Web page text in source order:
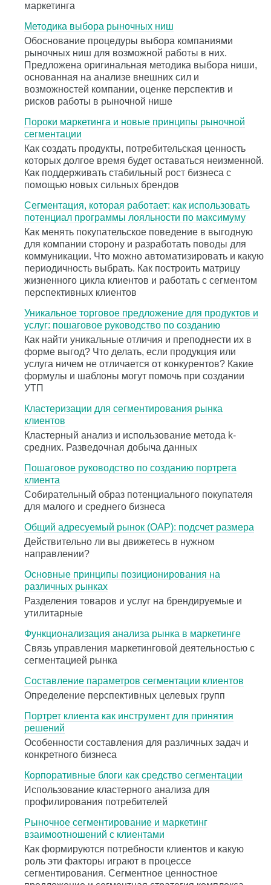
маркетинга
Методика выбора рыночных ниш
Обоснование процедуры выбора компаниями
рыночных ниш для возможной работы в них.
Предложена оригинальная методика выбора ниши,
основанная на анализе внешних сил и
возможностей компании, оценке перспектив и
рисков работы в рыночной нише
Пороки маркетинга и новые принципы рыночной
сегментации
Как создать продукты, потребительская ценность
которых долгое время будет оставаться неизменной.
Как поддерживать стабильный рост бизнеса с
помощью новых сильных брендов
Сегментация, которая работает: как использовать
потенциал программы лояльности по максимуму
Как менять покупательское поведение в выгодную
для компании сторону и разработать поводы для
коммуникации. Что можно автоматизировать и какую
периодичность выбрать. Как построить матрицу
жизненного цикла клиентов и работать с сегментом
перспективных клиентов
Уникальное торговое предложение для продуктов и
услуг: пошаговое руководство по созданию
Как найти уникальные отличия и преподнести их в
форме выгод? Что делать, если продукция или
услуга ничем не отличается от конкурентов? Какие
формулы и шаблоны могут помочь при создании
УТП
Кластеризации для сегментирования рынка
клиентов
Кластерный анализ и использование метода k-
средних. Разведочная добыча данных
Пошаговое руководство по созданию портрета
клиента
Собирательный образ потенциального покупателя
для малого и среднего бизнеса
Общий адресуемый рынок (ОАР): подсчет размера
Действительно ли вы движетесь в нужном
направлении?
Основные принципы позиционирования на
различных рынках
Разделения товаров и услуг на брендируемые и
утилитарные
Функционализация анализа рынка в маркетинге
Связь управления маркетинговой деятельностью с
сегментацией рынка
Составление параметров сегментации клиентов
Определение перспективных целевых групп
Портрет клиента как инструмент для принятия
решений
Особенности составления для различных задач и
конкретного бизнеса
Корпоративные блоги как средство сегментации
Использование кластерного анализа для
профилирования потребителей
Рыночное сегментирование и маркетинг
взаимоотношений с клиентами
Как формируются потребности клиентов и какую
роль эти факторы играют в процессе
сегментирования. Сегментное ценностное